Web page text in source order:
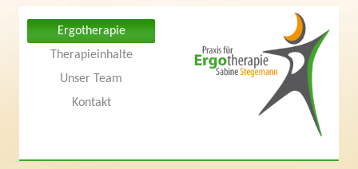
Ergotherapie
Therapieinhalte
Unser Team
Kontakt